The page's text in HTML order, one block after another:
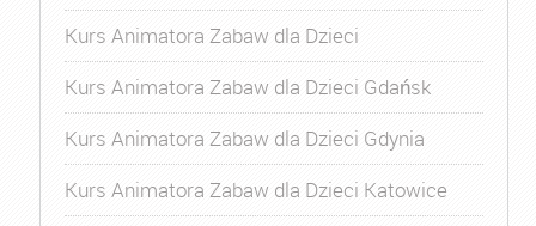
Kurs Animatora Zabaw dla Dzieci
Kurs Animatora Zabaw dla Dzieci Gdańsk
Kurs Animatora Zabaw dla Dzieci Gdynia
Kurs Animatora Zabaw dla Dzieci Katowice